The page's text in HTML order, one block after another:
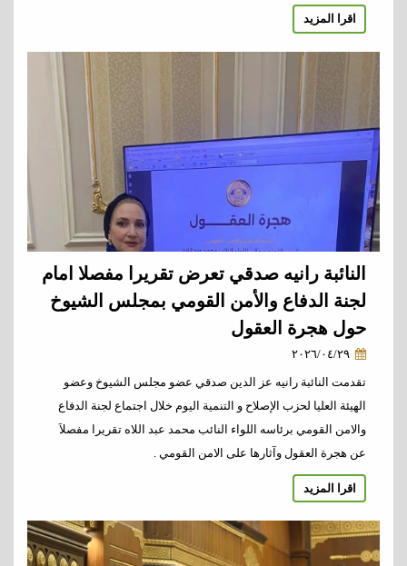
اقرا المزيد
النائبة رانيه صدقي تعرض تقريرا مفصلا امام
لجنة الدفاع والأمن القومي بمجلس الشيوخ
حول هجرة العقول
تقدمت النائبة رانيه عز الدين صدقي عضو مجلس الشيوخ وعضو
الهيئة العليا لحزب الإصلاح و التنمية اليوم خلال اجتماع لجنة الدفاع
والامن القومي برئاسه اللواء النائب محمد عبد اللاه تقريرا مفصلاَ
عن هجرة العقول وآثارها على الامن القومي .
اقرا المزيد